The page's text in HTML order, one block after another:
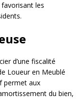
les
d’une fiscalité
Loueur en Meublé
permet aux
du bien,